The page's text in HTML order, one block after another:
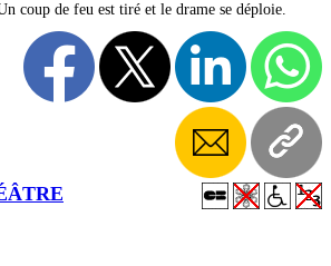
coup de feu est tiré et le drame se déploie.